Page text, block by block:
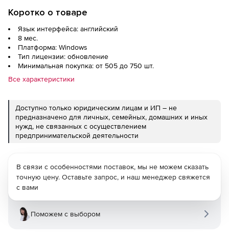
Коротко о товаре
Язык интерфейса: английский
8 мес.
Платформа: Windows
Тип лицензии: обновление
Минимальная покупка: от 505 до 750 шт.
Все характеристики
Доступно только юридическим лицам и ИП – не
предназначено для личных, семейных, домашних и иных
нужд, не связанных с осуществлением
предпринимательской деятельности
В связи с особенностями поставок, мы не можем сказать
точную цену. Оставьте запрос, и наш менеджер свяжется
с вами
Поможем с выбором